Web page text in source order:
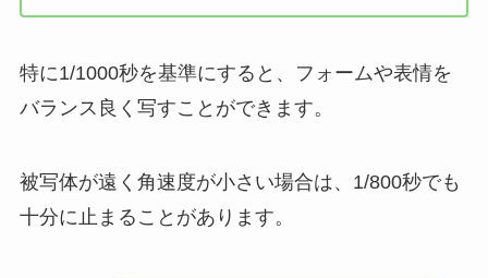
特に1/1000秒を基準にすると、フォームや表情を
バランス良く写すことができます。
被写体が遠く角速度が小さい場合は、1/800秒でも
十分に止まることがあります。